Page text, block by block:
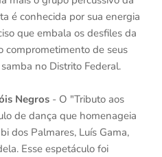
é conhecida por sua energia
que embala os desfiles da
comprometimento de seus
no Distrito Federal.
Negros - O "Tributo aos
de dança que homenageia
dos Palmares, Luís Gama,
Esse espetáculo foi